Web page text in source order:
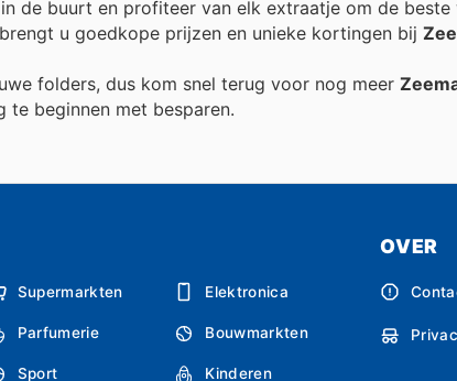
de buurt en profiteer van elk extraatje om de
brengt u goedkope prijzen en unieke kortingen bij
folders, dus kom snel terug voor nog meer
te beginnen met besparen.
Supermarkten Elektronica
Parfumerie Bouwmarkten
Sport Kinderen
OVER